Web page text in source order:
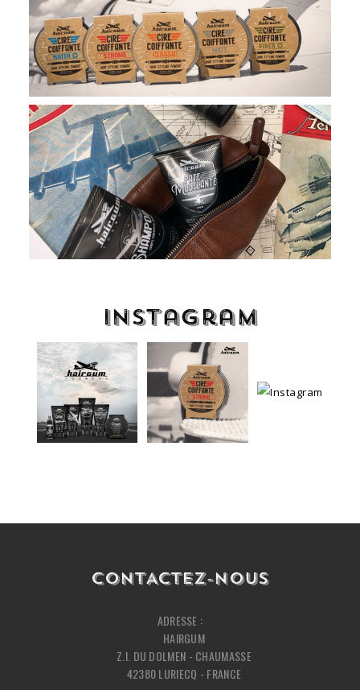
Instagram
CONTACTEZ-NOUS
ADRESSE :
HAIRGUM
Z.I. DU DOLMEN - CHAUMASSE
42380 LURIECQ - FRANCE